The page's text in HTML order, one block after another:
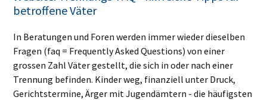
betroffene Väter
In Beratungen und Foren werden immer wieder dieselben
Fragen (faq = Frequently Asked Questions) von einer
grossen Zahl Väter gestellt, die sich in oder nach einer
Trennung befinden. Kinder weg, finanziell unter Druck,
Gerichtstermine, Ärger mit Jugendämtern - die häufigsten